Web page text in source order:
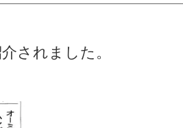
されました。